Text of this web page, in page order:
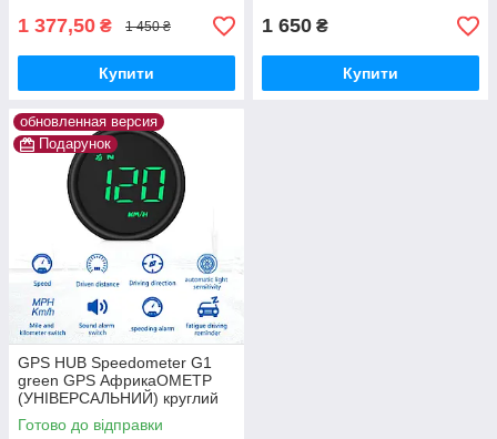
1 377,50 ₴ 1 450 ₴
Купити
1 650 ₴
Купити
обновленная версия
Подарунок
GPS HUB Speedometer G1
green GPS АфрикаОМЕТР
(УНІВЕРСАЛЬНИЙ) круглий
дизайн
Готово до відправки